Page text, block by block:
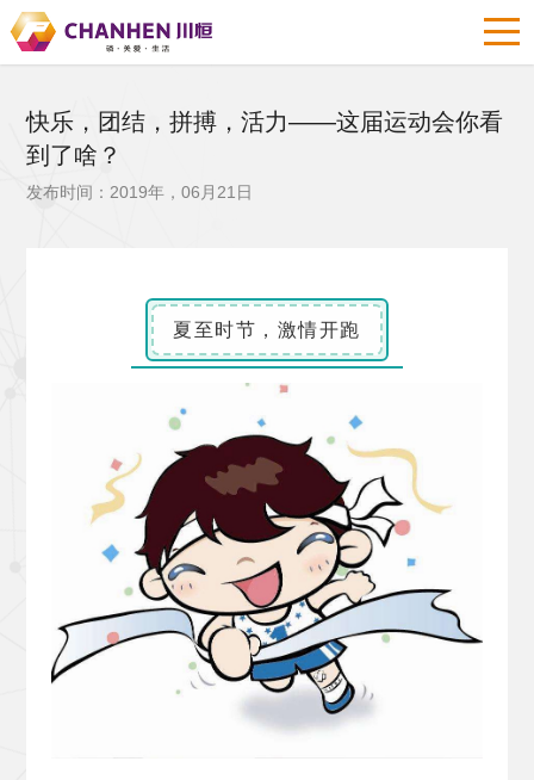
快乐，团结，拼搏，活力——这届运动会你看
到了啥？
发布时间：2019年，06月21日
夏至时节，激情开跑